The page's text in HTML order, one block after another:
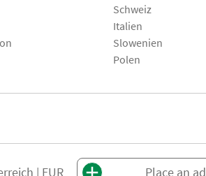
Schweiz
Italien
Slowenien
Polen
| EUR Place an ad